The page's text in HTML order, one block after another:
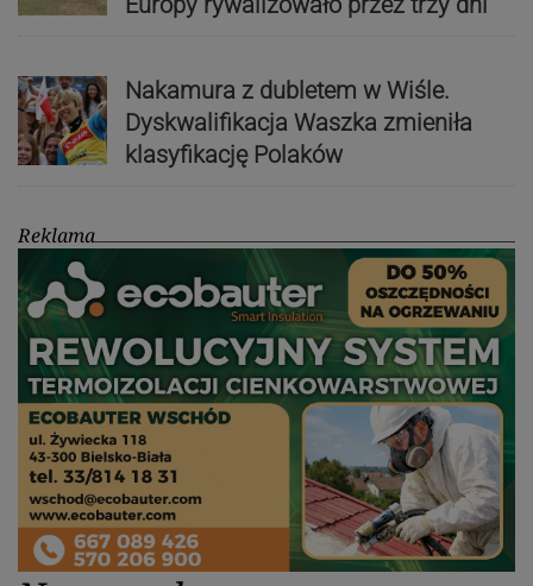
Nakamura z dubletem w Wiśle.
Dyskwalifikacja Waszka zmieniła
klasyfikację Polaków
Reklama